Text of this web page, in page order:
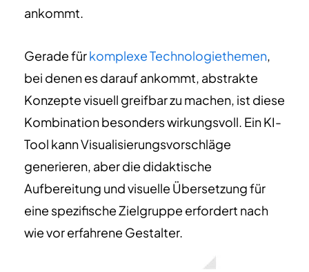
ankommt.
Gerade fürkomplexe Technologiethemen,
bei denen es darauf ankommt, abstrakte
Konzepte visuell greifbar zu machen, ist diese
Kombination besonders wirkungsvoll. Ein KI-
Tool kann Visualisierungsvorschläge
generieren, aber die didaktische
Aufbereitung und visuelle Übersetzung für
eine spezifische Zielgruppe erfordert nach
wie vor erfahrene Gestalter.